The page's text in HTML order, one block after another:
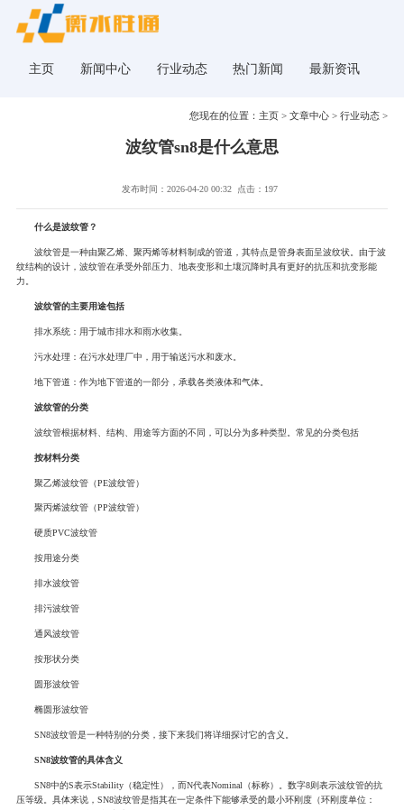
主页 新闻中心 行业动态 热门新闻 最新资讯
您现在的位置：主页 >文章中心 >行业动态 >
波纹管sn8是什么意思
发布时间：2026-04-20 00:32 点击：197
什么是波纹管？
波纹管是一种由聚乙烯、聚丙烯等材料制成的管道，其特点是管身表面呈波纹状。由于波
纹结构的设计，波纹管在承受外部压力、地表变形和土壤沉降时具有更好的抗压和抗变形能
力。
波纹管的主要用途包括
排水系统：用于城市排水和雨水收集。
污水处理：在污水处理厂中，用于输送污水和废水。
地下管道：作为地下管道的一部分，承载各类液体和气体。
波纹管的分类
波纹管根据材料、结构、用途等方面的不同，可以分为多种类型。常见的分类包括
按材料分类
聚乙烯波纹管（PE波纹管）
聚丙烯波纹管（PP波纹管）
硬质PVC波纹管
按用途分类
排水波纹管
排污波纹管
通风波纹管
按形状分类
圆形波纹管
椭圆形波纹管
SN8波纹管是一种特别的分类，接下来我们将详细探讨它的含义。
SN8波纹管的具体含义
SN8中的S表示Stability（稳定性），而N代表Nominal（标称）。数字8则表示波纹管的抗
压等级。具体来说，SN8波纹管是指其在一定条件下能够承受的最小环刚度（环刚度单位：